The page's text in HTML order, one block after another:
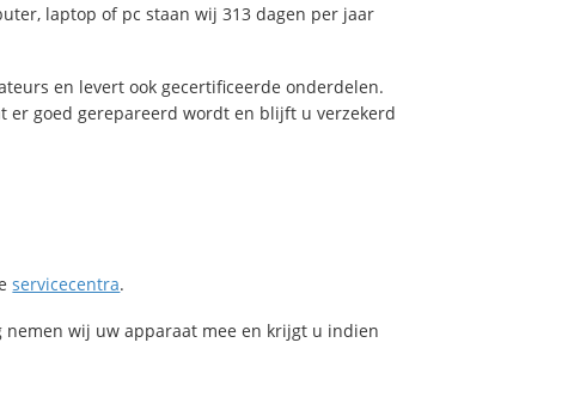
laptop of pc staan wij 313 dagen per jaar
en levert ook gecertificeerde onderdelen.
er goed gerepareerd wordt en blijft u verzekerd
servicecentra.
wij uw apparaat mee en krijgt u indien